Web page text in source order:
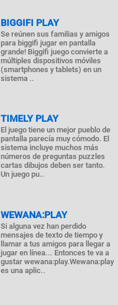
BIGGIFI PLAY
Se reúnen sus familias y amigos
para biggifi jugar en pantalla
grande! Biggifi juego convierte a
múltiples dispositivos móviles
(smartphones y tablets) en un
sistema ..
TIMELY PLAY
El juego tiene un mejor pueblo de
pantalla parecía muy cómodo. El
sistema incluye muchos más
números de preguntas puzzles
cartas dibujos deben ser tanto.
Un juego pu..
WEWANA:PLAY
Si alguna vez han perdido
mensajes de texto de tiempo y
llamar a tus amigos para llegar a
jugar en línea... Entonces te va a
gustar wewana:play.Wewana:play
es una aplic..